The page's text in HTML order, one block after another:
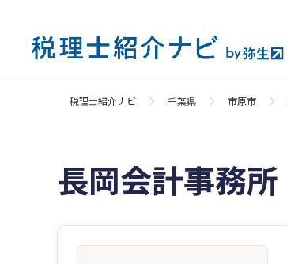
税理士紹介ナビ 千葉県 市原市
長岡会計事務所